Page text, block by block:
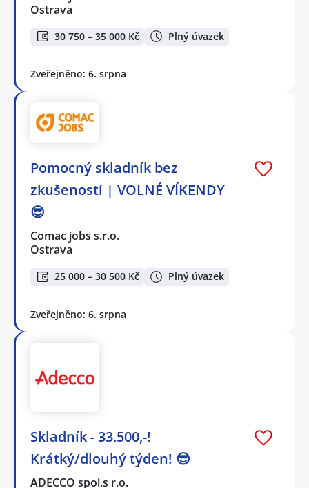
Ostrava
30 750 – 35 000 Kč Plný úvazek
Zveřejněno: 6. srpna
Pomocný skladník bez
zkušeností | VOLNÉ VÍKENDY
😎
Comac jobs s.r.o.
Ostrava
25 000 – 30 500 Kč Plný úvazek
Zveřejněno: 6. srpna
Skladník - 33.500,-!
Krátký/dlouhý týden! 😎
ADECCO spol.s r.o.